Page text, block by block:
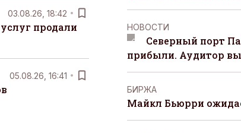
03.08.26, 18:42
продали
05.08.26, 16:41
НОВОСТИ
Северный порт
прибыли. Аудитор
БИРЖА
Майкл Бьюрри